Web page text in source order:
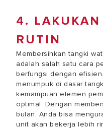
4. LAKUKAN
RUTIN
Membersihkan tangki
adalah salah satu cara
berfungsi dengan
menumpuk di dasar
kemampuan elemen
optimal. Dengan
bulan, Anda bisa
unit akan bekerja lebih